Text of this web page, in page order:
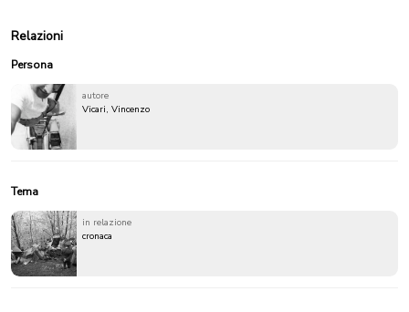
Relazioni
Persona
autore
Vicari, Vincenzo
Tema
in relazione
cronaca